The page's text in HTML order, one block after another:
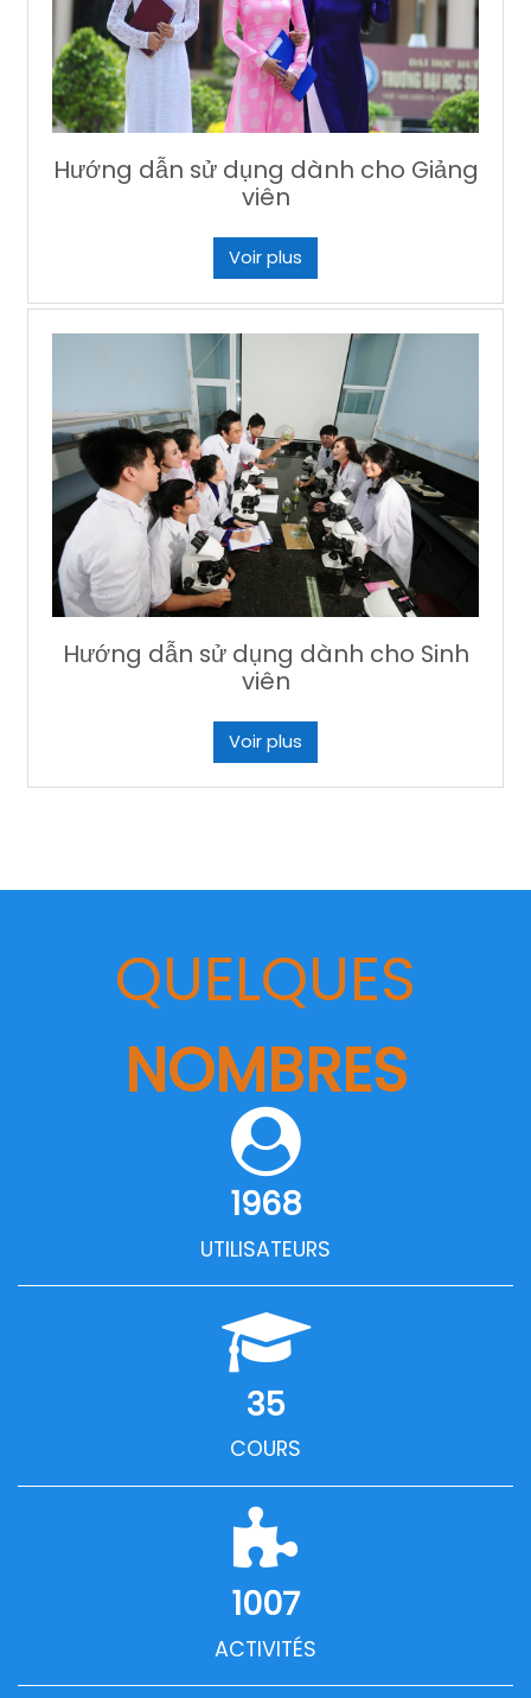
Hướng dẫn sử dụng dành cho Giảng
viên
Voir plus
Hướng dẫn sử dụng dành cho Sinh
viên
Voir plus
QUELQUES
NOMBRES
1968
UTILISATEURS
35
COURS
1007
ACTIVITÉS